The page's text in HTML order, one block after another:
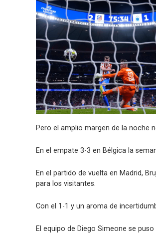
Pero el amplio margen de la noche
En el empate 3-3 en Bélgica la
En el partido de vuelta en Madrid,
para los visitantes.
Con el 1-1 y un aroma de
El equipo de Diego Simeone se